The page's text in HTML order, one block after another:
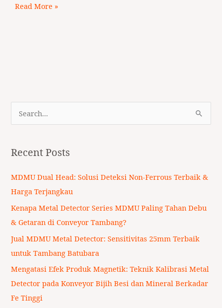
Read More »
r
c
h
:
Recent Posts
MDMU Dual Head: Solusi Deteksi Non-Ferrous Terbaik &
Harga Terjangkau
Kenapa Metal Detector Series MDMU Paling Tahan Debu
& Getaran di Conveyor Tambang?
Jual MDMU Metal Detector: Sensitivitas 25mm Terbaik
untuk Tambang Batubara
Mengatasi Efek Produk Magnetik: Teknik Kalibrasi Metal
Detector pada Konveyor Bijih Besi dan Mineral Berkadar
Fe Tinggi